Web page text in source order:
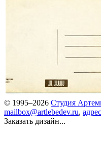
© 1995–2026 Студия
mailbox@artlebedev.ru,
Заказать дизайн...